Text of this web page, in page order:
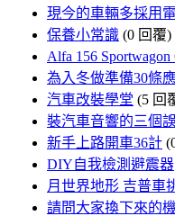
現今的車輛多採用
保養小常識 (0 回覆)
Alfa 156 Sportwagon
為入冬做準備30條
汽車改裝學堂 (5 回
裝汽車音響的三個
新手上路開車36計
DIY自我檢測避震器
月世界地形 吉普車
請問大家換下來的